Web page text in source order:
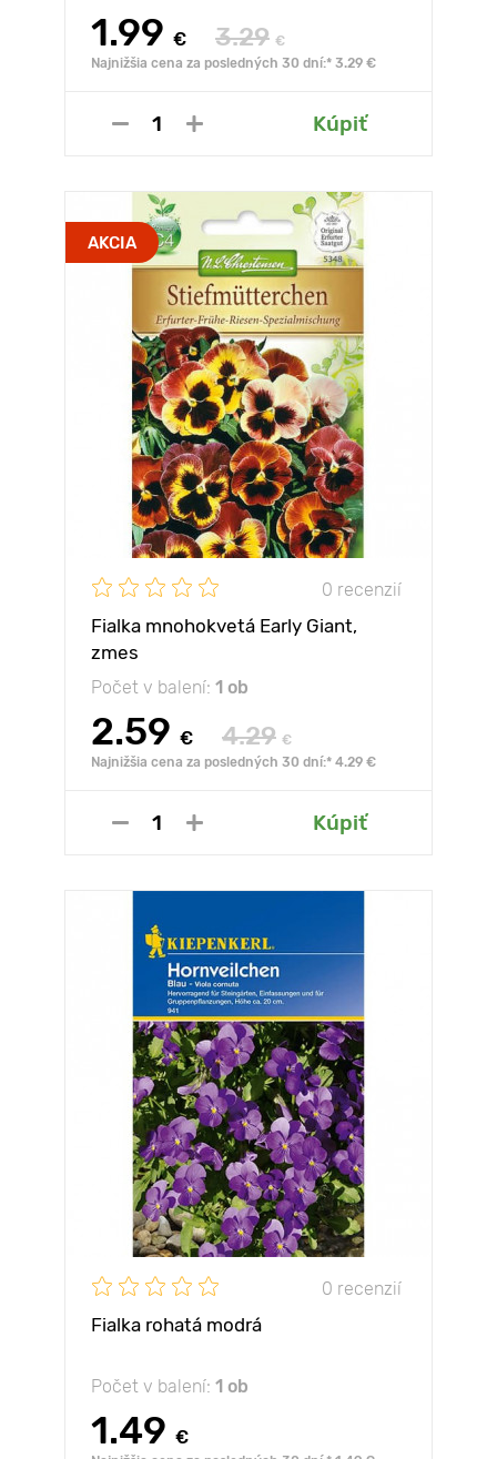
1.99 € 3.29 €
Najnižšia cena za posledných 30 dní:* 3.29 €
Kúpiť
AKCIA
0 recenzií
Fialka mnohokvetá Early Giant,
zmes
Počet v balení: 1 ob
2.59 € 4.29 €
Najnižšia cena za posledných 30 dní:* 4.29 €
Kúpiť
0 recenzií
Fialka rohatá modrá
Počet v balení: 1 ob
1.49 €